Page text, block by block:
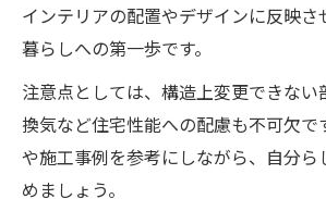
インテリアの配置やデザインに反映さ
暮らしへの第一歩です。
注意点としては、構造上変更できない
換気など住宅性能への配慮も不可欠で
や施工事例を参考にしながら、自分ら
めましょう。